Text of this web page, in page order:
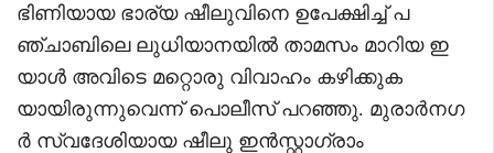
ഭിണിയായ ഭാര്യ ഷീലുവിനെ ഉപേക്ഷിച്ച് പ
ഞ്ചാബിലെ ലുധിയാനയിൽ താമസം മാറിയ ഇ
യാൾ അവിടെ മറ്റൊരു വിവാഹം കഴിക്കുക
യായിരുന്നുവെന്ന് പൊലീസ് പറഞ്ഞു. മുരാർനഗ
ർ സ്വദേശിയായ ഷീലു ഇൻസ്റ്റാഗ്രാം